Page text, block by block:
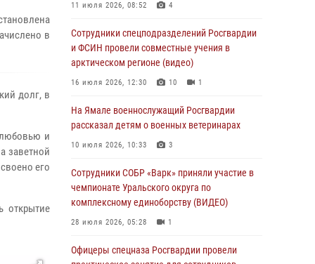
в
долг, в
и
заветной
его
открытие
Генерал-полковник Юрий Аверин выступил на
Всероссийском молодёжном
образовательном форуме «Территория
03 августа 2026, 06:54 2
Директор Росгвардии Герой России генерал
специалистов подразделений тыла с
профессиональным праздником
01 августа 2026, 11:28
мастерство на Ямале
11 июля 2026, 08:52 4
Сотрудники спецподразделений Росгвардии
и ФСИН провели совместные учения в
арктическом регионе (видео)
16 июля 2026, 12:30 10 1
На Ямале военнослужащий Росгвардии
рассказал детям о военных ветеринарах
10 июля 2026, 10:33 3
Сотрудники СОБР «Варк» приняли участие в
чемпионате Уральского округа по
комплексному единоборству (ВИДЕО)
28 июля 2026, 05:28 1
Офицеры спецназа Росгвардии провели